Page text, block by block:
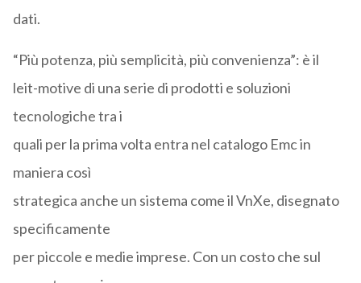
dati.
“Più potenza, più semplicità, più convenienza”: è il
leit-motive di una serie di prodotti e soluzioni
tecnologiche tra i
quali per la prima volta entra nel catalogo Emc in
maniera così
strategica anche un sistema come il VnXe, disegnato
specificamente
per piccole e medie imprese. Con un costo che sul